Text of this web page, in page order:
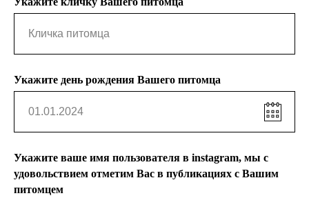
Укажите день рождения Вашего питомца
Укажите ваше имя пользователя в instagram, мы с
удовольствием отметим Вас в публикациях с Вашим
питомцем